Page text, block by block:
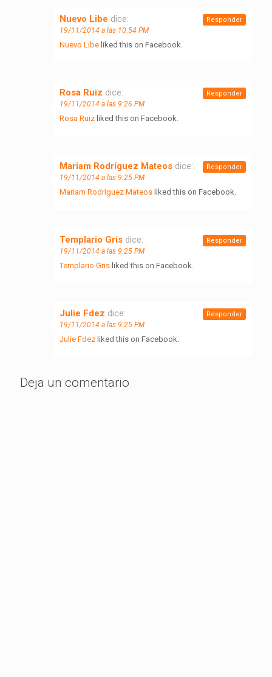
Nuevo Libe dice:
19/11/2014 a las 10:54 PM
Nuevo Libe liked this on Facebook.
Responder
Rosa Ruiz dice:
19/11/2014 a las 9:26 PM
Rosa Ruiz liked this on Facebook.
Responder
Mariam Rodríguez Mateos dice:
19/11/2014 a las 9:25 PM
Mariam Rodríguez Mateos liked this on Facebook.
Responder
Templario Gris dice:
19/11/2014 a las 9:25 PM
Templario Gris liked this on Facebook.
Responder
Julie Fdez dice:
19/11/2014 a las 9:25 PM
Julie Fdez liked this on Facebook.
Responder
Deja un comentario